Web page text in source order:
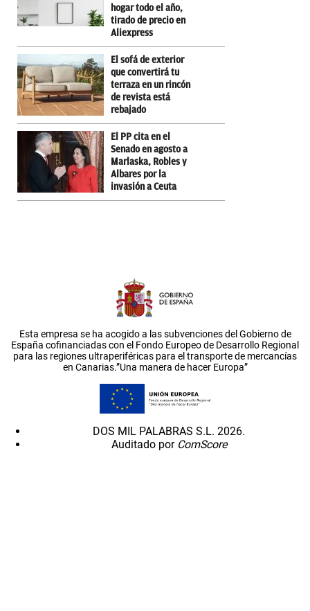
hogar todo el año,
tirado de precio en
Aliexpress
El sofá de exterior
que convertirá tu
terraza en un rincón
de revista está
rebajado
El PP cita en el
Senado en agosto a
Marlaska, Robles y
Albares por la
invasión a Ceuta
Esta empresa se ha acogido a las subvenciones del Gobierno de
España cofinanciadas con el Fondo Europeo de Desarrollo Regional
para las regiones ultraperiféricas para el transporte de mercancías
en Canarias.”Una manera de hacer Europa”
DOS MIL PALABRAS S.L. 2026.
Auditado por ComScore